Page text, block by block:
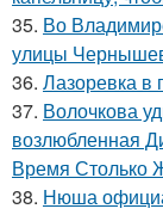
35. Во
улицы
36. Лазоревка в
37. Волочкова
возлюбленная
Время Столько
38. Нюша